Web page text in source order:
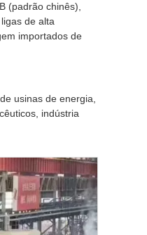
(padrão chinês),
de alta
importados de
usinas de energia,
indústria